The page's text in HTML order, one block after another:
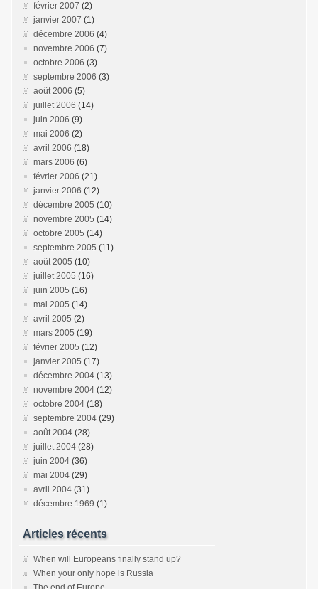
février 2007 (2)
janvier 2007 (1)
décembre 2006 (4)
novembre 2006 (7)
octobre 2006 (3)
septembre 2006 (3)
août 2006 (5)
juillet 2006 (14)
juin 2006 (9)
mai 2006 (2)
avril 2006 (18)
mars 2006 (6)
février 2006 (21)
janvier 2006 (12)
décembre 2005 (10)
novembre 2005 (14)
octobre 2005 (14)
septembre 2005 (11)
août 2005 (10)
juillet 2005 (16)
juin 2005 (16)
mai 2005 (14)
avril 2005 (2)
mars 2005 (19)
février 2005 (12)
janvier 2005 (17)
décembre 2004 (13)
novembre 2004 (12)
octobre 2004 (18)
septembre 2004 (29)
août 2004 (28)
juillet 2004 (28)
juin 2004 (36)
mai 2004 (29)
avril 2004 (31)
décembre 1969 (1)
Articles récents
When will Europeans finally stand up?
When your only hope is Russia